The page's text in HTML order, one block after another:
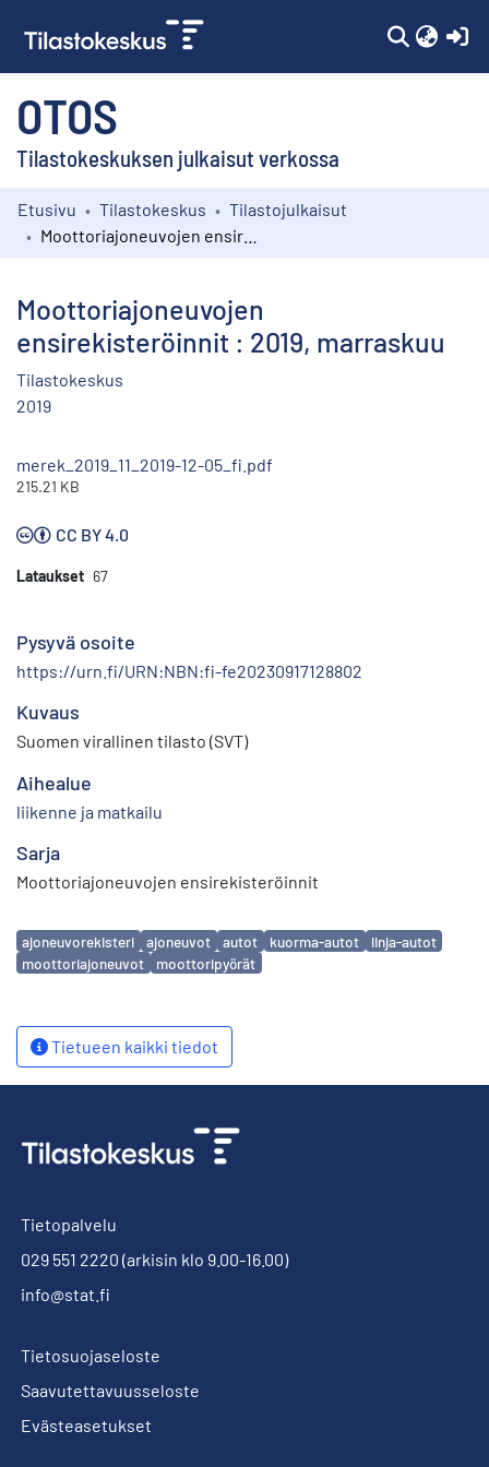
OTOS
Tilastokeskuksen julkaisut verkossa
Kokoelmat
Etusivu Tilastokeskus
Tilastojulkaisut
Moottoriajoneuvojen
ensirekisteröinnit : 2019, marraskuu
Tilastokeskus
2019
merek_2019_11_2019-12-05_fi.pdf
215.21 KB
CC BY 4.0
Lataukset 67
Pysyvä osoite
https://urn.fi/URN:NBN:fi-fe20230917128802
Kuvaus
Suomen virallinen tilasto (SVT)
Aihealue
liikenne ja matkailu
Sarja
Moottoriajoneuvojen ensirekisteröinnit
Avainsanat
ajoneuvorekisteri ajoneuvot autot kuorma-autot
linja-autot
moottoriajoneuvot
moottoripyörät
Tietueen kaikki tiedot
Tietopalvelu
029 551 2220 (arkisin klo 9.00-16.00)
info@stat.fi
Tietosuojaseloste
Saavutettavuusseloste
Evästeasetukset